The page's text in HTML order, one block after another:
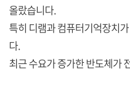
올랐습니다.
특히 디램과 컴퓨터기억장치
다.
최근 수요가 증가한 반도체가